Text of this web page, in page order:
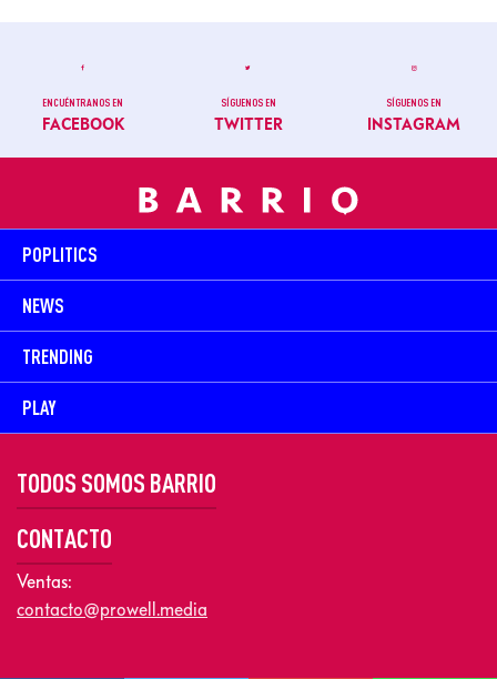
ENCUÉNTRANOS EN
FACEBOOK
SÍGUENOS EN
TWITTER
SÍGUENOS EN
INSTAGRAM
POPLITICS
NEWS
TRENDING
PLAY
TODOS SOMOS BARRIO
CONTACTO
Ventas:
contacto@prowell.media